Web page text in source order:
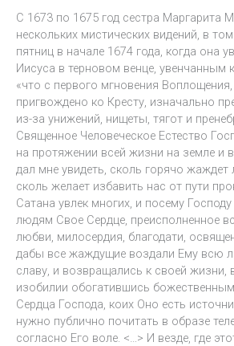
С 1673 по 1675 год сестра Маргарита
нескольких мистических видений, в
пятниц в начале 1674 года, когда она
Иисуса в терновом венце, увенчанным
«что с первого мгновения
пригвождено ко Кресту, изначально
из-за унижений, нищеты, тягот и
Священное Человеческое Естество
на протяжении всей жизни на земле и
дал мне увидеть, сколь горячо жаждет
сколь желает избавить нас от пути
Сатана увлек многих, и посему
людям Свое Сердце, преисполненное
любви, милосердия, благодати,
дабы все жаждущие воздали Ему всю
славу, и возвращались к своей жизни,
изобилии обогатившись
Сердца Господа, коих Оно есть
нужно публично почитать в образе
согласно Его воле. <…> И везде, где